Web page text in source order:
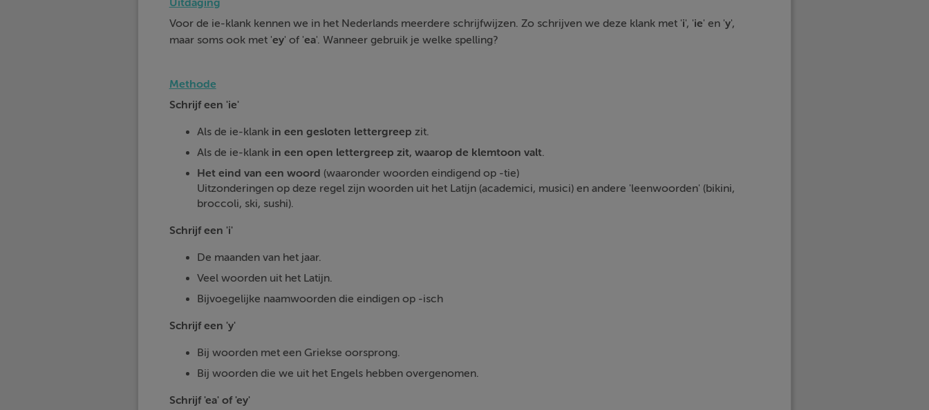
Voor de ie-klank kennen we in het Nederlands meerdere schrijfwijzen. Zo schrijven we deze klank met 'i', 'ie' en 'y',
maar soms ook met 'ey' of 'ea'. Wanneer gebruik je welke spelling?
Methode
Schrijf een 'ie'
Als de ie-klank in een gesloten lettergreep zit.
Als de ie-klank in een open lettergreep zit, waarop de klemtoon valt.
Het eind van een woord (waaronder woorden eindigend op -tie)
Uitzonderingen op deze regel zijn woorden uit het Latijn (academici, musici) en andere 'leenwoorden' (bikini,
broccoli, ski, sushi).
Schrijf een 'i'
De maanden van het jaar.
Veel woorden uit het Latijn.
Bijvoegelijke naamwoorden die eindigen op -isch
Schrijf een 'y'
Bij woorden met een Griekse oorsprong.
Bij woorden die we uit het Engels hebben overgenomen.
Schrijf 'ea' of 'ey'